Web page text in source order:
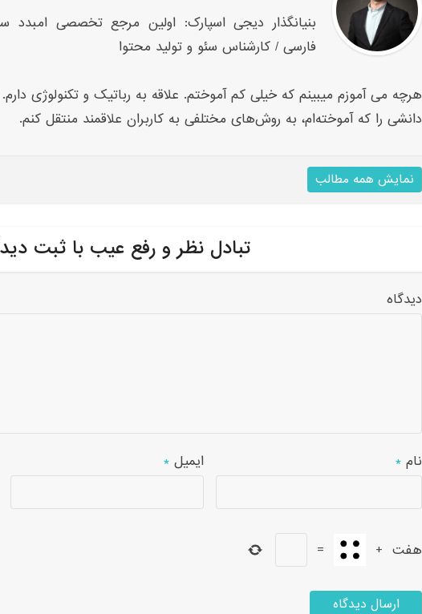
بنیانگذار دیجی اسپارک: اولین مرجع تخصصی امبدد
فارسی / کارشناس سئو و تولید محتوا
هرچه می آموزم میبینم که خیلی کم آموختم. علاقه به رباتیک و تکنولوژی دارم.
دانشی را که آموخته‌ام، به روش‌های مختلفی به کاربران علاقمند منتقل کنم.
نمایش همه مطالب
تبادل نظر و رفع عیب با ثبت
دیدگاه
نام * ایمیل *
هفت +
=